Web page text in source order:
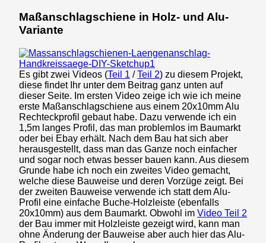
Maßanschlagschiene in Holz- und Alu-
Variante
Es gibt zwei Videos (Teil 1 /Teil 2) zu diesem Projekt,
diese findet Ihr unter dem Beitrag ganz unten auf
dieser Seite. Im ersten Video zeige ich wie ich meine
erste Maßanschlagschiene aus einem 20x10mm Alu
Rechteckprofil gebaut habe. Dazu verwende ich ein
1,5m langes Profil, das man problemlos im Baumarkt
oder bei Ebay erhält. Nach dem Bau hat sich aber
herausgestellt, dass man das Ganze noch einfacher
und sogar noch etwas besser bauen kann. Aus diesem
Grunde habe ich noch ein zweites Video gemacht,
welche diese Bauweise und deren Vorzüge zeigt. Bei
der zweiten Bauweise verwende ich statt dem Alu-
Profil eine einfache Buche-Holzleiste (ebenfalls
20x10mm) aus dem Baumarkt. Obwohl im Video Teil 2
der Bau immer mit Holzleiste gezeigt wird, kann man
ohne Änderung der Bauweise aber auch hier das Alu-